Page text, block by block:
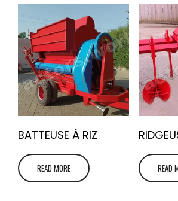
BATTEUSE À RIZ
READ MORE READ